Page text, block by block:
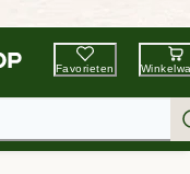
& Dier
Favorieten